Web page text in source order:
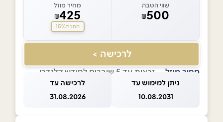
שווי הטבה
₪500
מחיר מוזל
₪425
חסכת15%
לרכישה >
מחיר מוזל — זכאות עד 5 שוברים לחודש קלנדרי
ניתן למימוש עד
10.08.2031
לרכישה עד
31.08.2026